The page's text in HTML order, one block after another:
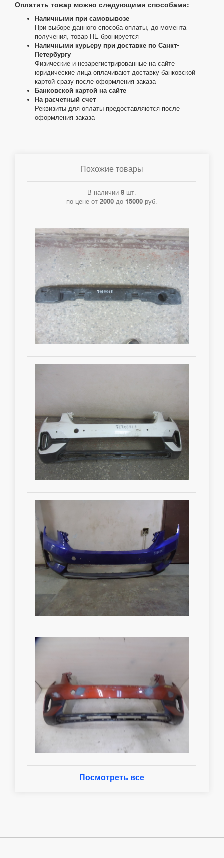
Оплатить товар можно следующими способами:
Наличными при самовывозе
При выборе данного способа оплаты, до момента
получения, товар НЕ бронируется
Наличными курьеру при доставке по Санкт-
Петербургу
Физические и незарегистрированные на сайте
юридические лица оплачивают доставку банковской
картой сразу после оформления заказа
Банковской картой на сайте
На расчетный счет
Реквизиты для оплаты предоставляются после
оформления заказа
Похожие товары
В наличии 8 шт.
по цене от 2000 до 15000 руб.
Посмотреть все